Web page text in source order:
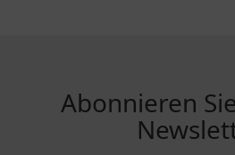
Abonnieren